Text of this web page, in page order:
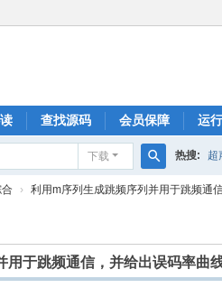
查找源码 会员保障 运
下载
搜
热搜: 超
› 利用m序列生成跳频序列并用于跳频通
用于跳频通信，并给出误码率曲